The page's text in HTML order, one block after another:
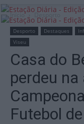
Início Desporto
Desporto Destaques
Viseu
Casa do
perdeu
Futebol